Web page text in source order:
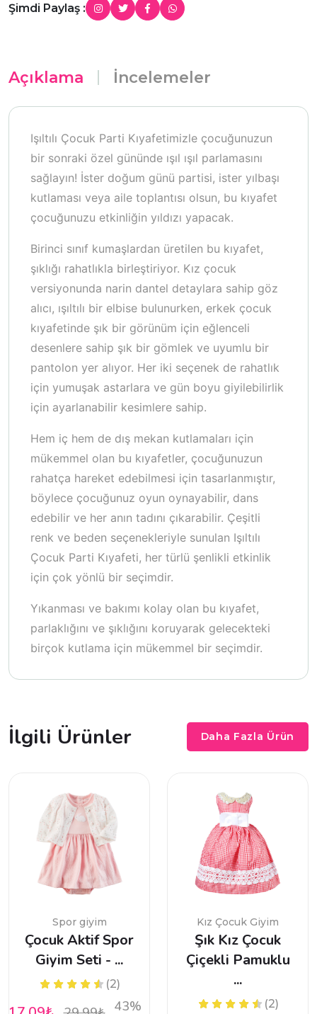
Şimdi Paylaş :
Açıklama İncelemeler
Işıltılı Çocuk Parti Kıyafetimizle çocuğunuzun
bir sonraki özel gününde ışıl ışıl parlamasını
sağlayın! İster doğum günü partisi, ister yılbaşı
kutlaması veya aile toplantısı olsun, bu kıyafet
çocuğunuzu etkinliğin yıldızı yapacak.
Birinci sınıf kumaşlardan üretilen bu kıyafet,
şıklığı rahatlıkla birleştiriyor. Kız çocuk
versiyonunda narin dantel detaylara sahip göz
alıcı, ışıltılı bir elbise bulunurken, erkek çocuk
kıyafetinde şık bir görünüm için eğlenceli
desenlere sahip şık bir gömlek ve uyumlu bir
pantolon yer alıyor. Her iki seçenek de rahatlık
için yumuşak astarlara ve gün boyu giyilebilirlik
için ayarlanabilir kesimlere sahip.
Hem iç hem de dış mekan kutlamaları için
mükemmel olan bu kıyafetler, çocuğunuzun
rahatça hareket edebilmesi için tasarlanmıştır,
böylece çocuğunuz oyun oynayabilir, dans
edebilir ve her anın tadını çıkarabilir. Çeşitli
renk ve beden seçenekleriyle sunulan Işıltılı
Çocuk Parti Kıyafeti, her türlü şenlikli etkinlik
için çok yönlü bir seçimdir.
Yıkanması ve bakımı kolay olan bu kıyafet,
parlaklığını ve şıklığını koruyarak gelecekteki
birçok kutlama için mükemmel bir seçimdir.
İlgili Ürünler Daha Fazla Ürün
Spor giyim
Çocuk Aktif Spor
Giyim Seti - ...
(2)
43%
Kız Çocuk Giyim
Şık Kız Çocuk
Çiçekli Pamuklu
...
(2)